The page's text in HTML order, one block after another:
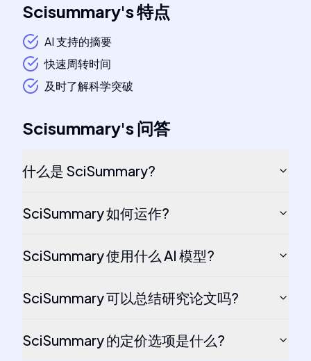
Scisummary's特点
AI 支持的摘要
快速周转时间
及时了解科学突破
Scisummary's问答
什么是 SciSummary?
SciSummary 如何运作?
SciSummary 使用什么 AI 模型?
SciSummary 可以总结研究论文吗?
SciSummary 的定价选项是什么?